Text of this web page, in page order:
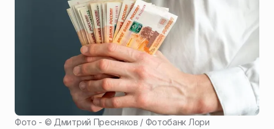
Фото - © Дмитрий Пресняков / Фотобанк Лори